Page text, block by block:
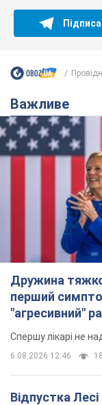
Важливе
Дружина
перший
"агресивний"
Спершу лікарі не
6.08.2026 12:46
Відпустка